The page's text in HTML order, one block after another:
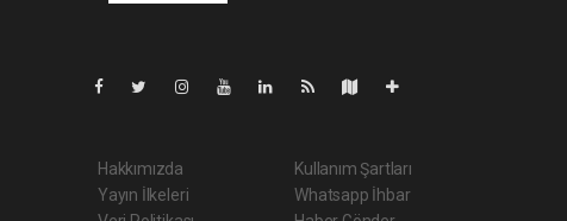
Hakkımızda
Yayın İlkeleri
Kullanım Şartları
Whatsapp İhbar